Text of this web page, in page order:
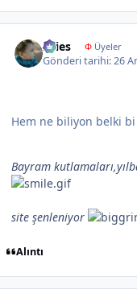
Aries ΦÜyeler
Gönderi tarihi:26
Hem ne biliyon belki bi
Bayram
site şenleniyor
Alıntı